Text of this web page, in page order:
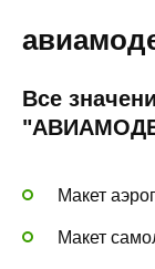
Все
Макет
Макет